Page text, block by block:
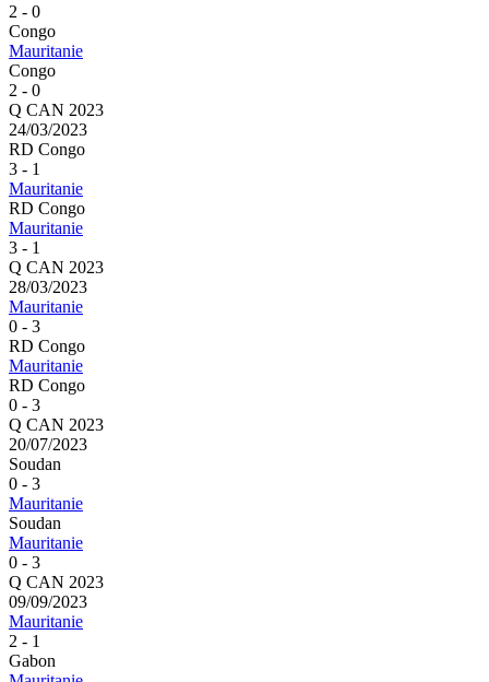
2 - 0
Congo
Mauritanie
Congo
2 - 0
Q CAN 2023
24/03/2023
RD Congo
3 - 1
Mauritanie
RD Congo
Mauritanie
3 - 1
Q CAN 2023
28/03/2023
Mauritanie
0 - 3
RD Congo
Mauritanie
RD Congo
0 - 3
Q CAN 2023
20/07/2023
Soudan
0 - 3
Mauritanie
Soudan
Mauritanie
0 - 3
Q CAN 2023
09/09/2023
Mauritanie
2 - 1
Gabon